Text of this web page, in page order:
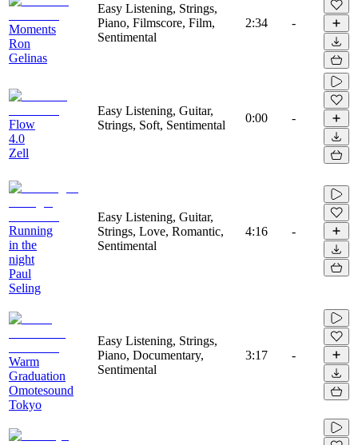
Moments
Ron
Gelinas
Easy Listening, Strings,
Piano, Filmscore, Film,
Sentimental
2:34 -
Flow
4.0
Zell
Easy Listening, Guitar,
Strings, Soft, Sentimental
0:00 -
Running
in the
night
Paul
Seling
Easy Listening, Guitar,
Strings, Love, Romantic,
Sentimental
4:16 -
Warm
Graduation
Omotesound
Tokyo
Easy Listening, Strings,
Piano, Documentary,
Sentimental
3:17 -